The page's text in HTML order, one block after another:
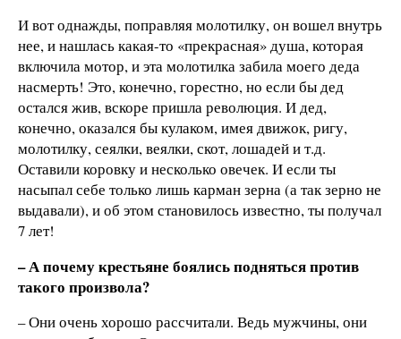
И вот однажды, поправляя молотилку, он вошел внутрь
нее, и нашлась какая-то «прекрасная» душа, которая
включила мотор, и эта молотилка забила моего деда
насмерть! Это, конечно, горестно, но если бы дед
остался жив, вскоре пришла революция. И дед,
конечно, оказался бы кулаком, имея движок, ригу,
молотилку, сеялки, веялки, скот, лошадей и т.д.
Оставили коровку и несколько овечек. И если ты
насыпал себе только лишь карман зерна (а так зерно не
выдавали), и об этом становилось известно, ты получал
7 лет!
– А почему крестьяне боялись подняться против
такого произвола?
– Они очень хорошо рассчитали. Ведь мужчины, они